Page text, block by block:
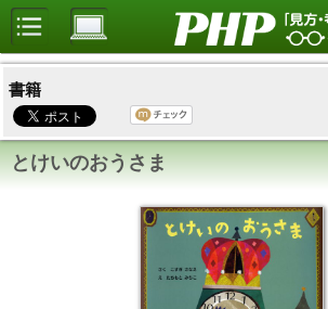
書籍
とけいのおうさま